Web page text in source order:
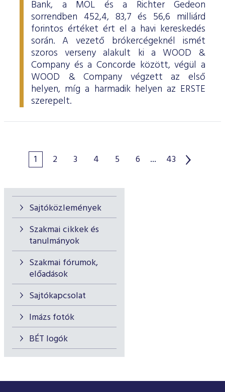
Sajtóközlemények
Szakmai cikkek és
tanulmányok
Szakmai fórumok,
előadások
Sajtókapcsolat
Imázs fotók
BÉT logók
Bank, a MOL és a Richter Gedeon
sorrendben 452,4, 83,7 és 56,6 milliárd
forintos értéket ért el a havi kereskedés
során. A vezető brókercégeknél ismét
szoros verseny alakult ki a WOOD &
Company és a Concorde között, végül a
WOOD & Company végzett az első
helyen, míg a harmadik helyen az ERSTE
szerepelt.
1 2 3 4 5 6 ... 43